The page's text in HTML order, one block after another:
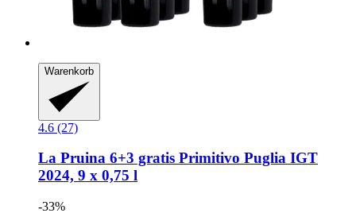
Warenkorb
4.6 (27)
La Pruina 6+3 gratis Primitivo Puglia IGT
2024, 9 x 0,75 l
-33%